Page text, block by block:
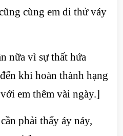
cùng em đi thử váy
nữa vì sự thất hứa
khi hoàn thành hạng
em thêm vài ngày.]
phải thấy áy náy,